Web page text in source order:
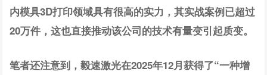
内模具3D打印领域具有很高的实力，其实战案例已超过
20万件，这也直接推动该公司的技术有量变引起质变。
笔者还注意到，毅速激光在2025年12月获得了“一种增